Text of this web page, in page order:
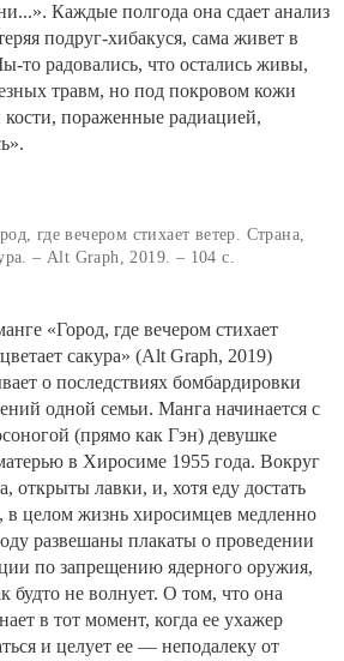
Каждые полгода она сдает анализ
подруг-хибакуся, сама живет в
то радовались, что остались живы,
травм, но под покровом кожи
пораженные радиацией,
где вечером стихает ветер. Страна,
– Alt Graph, 2019. – 104 с.
«Город, где вечером стихает
сакура» (Alt Graph, 2019)
о последствиях бомбардировки
одной семьи. Манга начинается с
(прямо как Гэн) девушке
в Хиросиме 1955 года. Вокруг
открыты лавки, и, хотя еду достать
в целом жизнь хиросимцев медленно
развешаны плакаты о проведении
по запрещению ядерного оружия,
будто не волнует. О том, что она
в тот момент, когда ее ухажер
и целует ее — неподалеку от